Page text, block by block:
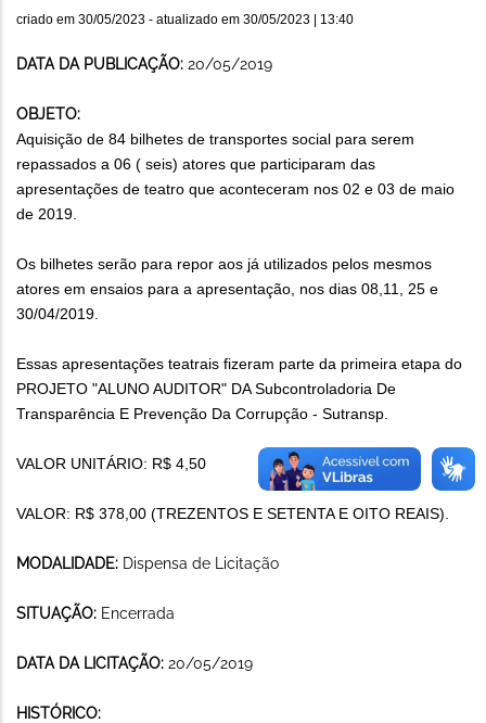
criado em 30/05/2023 - atualizado em 30/05/2023 | 13:40
DATA DA PUBLICAÇÃO: 20/05/2019
OBJETO:
Aquisição de 84 bilhetes de transportes social para serem
repassados a 06 ( seis) atores que participaram das
apresentações de teatro que aconteceram nos 02 e 03 de maio
de 2019.
Os bilhetes serão para repor aos já utilizados pelos mesmos
atores em ensaios para a apresentação, nos dias 08,11, 25 e
30/04/2019.
Essas apresentações teatrais fizeram parte da primeira etapa do
PROJETO "ALUNO AUDITOR" DA Subcontroladoria De
Transparência E Prevenção Da Corrupção - Sutransp.
VALOR UNITÁRIO: R$ 4,50
VALOR: R$ 378,00 (TREZENTOS E SETENTA E OITO REAIS).
MODALIDADE: Dispensa de Licitação
SITUAÇÃO: Encerrada
DATA DA LICITAÇÃO: 20/05/2019
HISTÓRICO: